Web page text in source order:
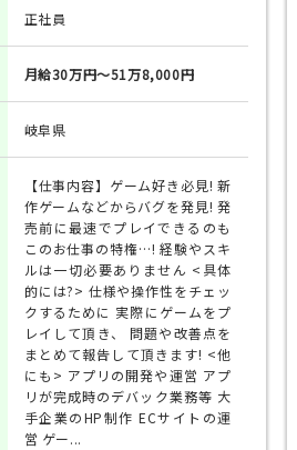
正社員
月給30万円～51万8,000円
岐阜県
【仕事内容】ゲーム好き必見! 新
作ゲームなどからバグを発見! 発
売前に最速でプレイできるのも
このお仕事の特権…! 経験やスキ
ルは一切必要ありません <具体
的には?> 仕様や操作性をチェッ
クするために 実際にゲームをプ
レイして頂き、 問題や改善点を
まとめて報告して頂きます! <他
にも> アプリの開発や運営 アプ
リが完成時のデバック業務等 大
手企業のHP制作 ECサイトの運
営 ゲー...